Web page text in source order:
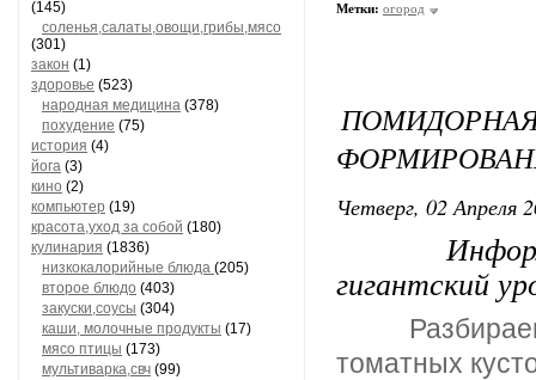
(145)
соленья,салаты,овощи,грибы,мясо
(301)
закон (1)
здоровье (523)
народная медицина (378)
похудение (75)
история (4)
йога (3)
кино (2)
компьютер (19)
красота,уход за собой (180)
кулинария (1836)
низкокалорийные блюда (205)
второе блюдо (403)
закуски,соусы (304)
каши, молочные продукты (17)
мясо птицы (173)
мультиварка,свч (99)
Метки: огород
Четверг, 02 Апреля
гигантский
томатных